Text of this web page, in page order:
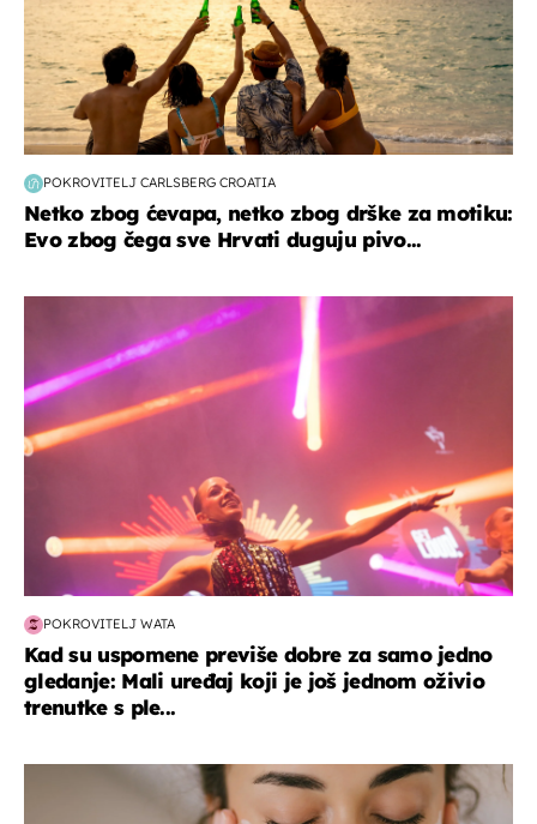
POKROVITELJ CARLSBERG CROATIA
Netko zbog ćevapa, netko zbog drške za motiku:
Evo zbog čega sve Hrvati duguju pivo...
POKROVITELJ WATA
Kad su uspomene previše dobre za samo jedno
gledanje: Mali uređaj koji je još jednom oživio
trenutke s ple...
moda & ljepota